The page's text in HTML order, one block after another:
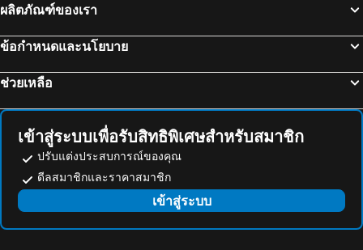
Navagio Boutique Kohchang
Kohchang stayin premium hotel in beach street market
บัฟฟาโลบิล เกาะช้าง
Grand Tree
Ban Na Kai Mook Beach
T.p. Hut Bangalow
Drifters Anchor
บ้านริมน้ำ เกสต์เฮาส์
แพดดี้ ปาล์ม รีสอร์ท
Lonely Beach Titanic Hotel(in Shop Street Market )
OYO 693 Tree House Cottage
หมู่บ้านประมงอ่าวสลัด
บิ๊กซี เอ็กซ์ตร้า พัทยา3
วัดเขาสุกิม
พีระเซอร์กิต
อ่าวกะรัง
Pattaya Floating Market
อ่าวสลักเพชร
เอสเอฟเอ็กซ์ ซีเนม่า เซ็นทรัลพัทยาบีช
Art in Paradise
น้ำตกคลองเจ้า
ผลิตภัณฑ์ของเรา
ข้อกำหนดและนโยบาย
ช่วยเหลือ
เข้าสู่ระบบเพื่อรับสิทธิพิเศษสำหรับสมาชิก
ปรับแต่งประสบการณ์ของคุณ
ดีลสมาชิกและราคาสมาชิก
เข้าสู่ระบบ